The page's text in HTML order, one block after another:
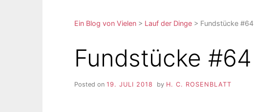
Ein Blog von Vielen > Lauf der Dinge > Fundstücke #64
Fundstücke #64
Posted on 19. JULI 2018 by H. C. ROSENBLATT